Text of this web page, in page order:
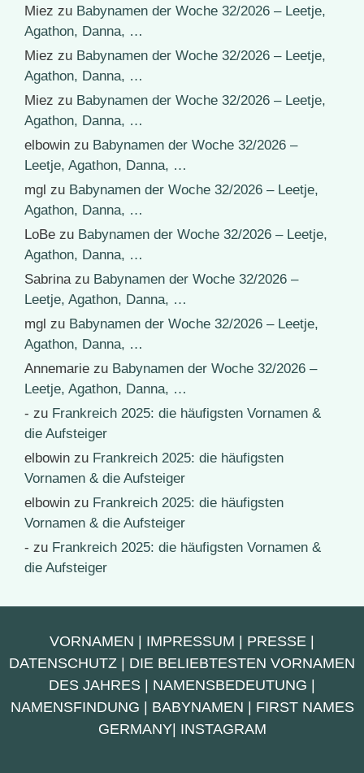
Miez zu Babynamen der Woche 32/2026 – Leetje,
Agathon, Danna, …
Miez zu Babynamen der Woche 32/2026 – Leetje,
Agathon, Danna, …
Miez zu Babynamen der Woche 32/2026 – Leetje,
Agathon, Danna, …
elbowin zu Babynamen der Woche 32/2026 –
Leetje, Agathon, Danna, …
mgl zu Babynamen der Woche 32/2026 – Leetje,
Agathon, Danna, …
LoBe zu Babynamen der Woche 32/2026 – Leetje,
Agathon, Danna, …
Sabrinazu Babynamen der Woche 32/2026 –
Leetje, Agathon, Danna, …
mgl zu Babynamen der Woche 32/2026 – Leetje,
Agathon, Danna, …
Annemarie zu Babynamen der Woche 32/2026 –
Leetje, Agathon, Danna, …
- zu Frankreich 2025: die häufigsten Vornamen &
die Aufsteiger
elbowin zu Frankreich 2025: die häufigsten
Vornamen & die Aufsteiger
elbowin zu Frankreich 2025: die häufigsten
Vornamen & die Aufsteiger
- zu Frankreich 2025: die häufigsten Vornamen &
die Aufsteiger
VORNAMEN IMPRESSUM PRESSE
DATENSCHUTZ
DIE BELIEBTESTEN VORNAMEN
DES JAHRES
NAMENSBEDEUTUNG
NAMENSFINDUNG
BABYNAMEN
FIRST NAMES
GERMANY| INSTAGRAM